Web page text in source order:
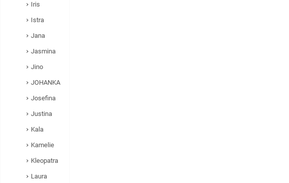
Iris
Istra
Jana
Jasmina
Jino
JOHANKA
Josefina
Justina
Kala
Kamelie
Kleopatra
Laura